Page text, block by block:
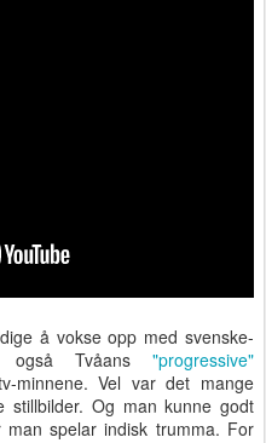
å vokse opp med svenske-
også Tvåans "progressive"
minnene. Vel var det mange
stillbilder. Og man kunne godt
spelar indisk trumma. For